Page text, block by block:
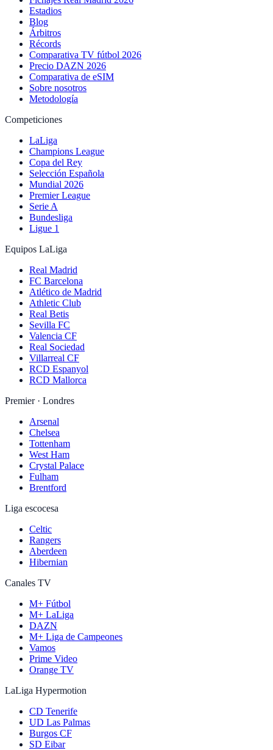
Estadios
Blog
Árbitros
Récords
Comparativa TV fútbol 2026
Precio DAZN 2026
Comparativa de eSIM
Sobre nosotros
Metodología
Competiciones
LaLiga
Champions League
Copa del Rey
Selección Española
Mundial 2026
Premier League
Serie A
Bundesliga
Ligue 1
Equipos LaLiga
Real Madrid
FC Barcelona
Atlético de Madrid
Athletic Club
Real Betis
Sevilla FC
Valencia CF
Real Sociedad
Villarreal CF
RCD Espanyol
RCD Mallorca
Premier · Londres
Arsenal
Chelsea
Tottenham
West Ham
Crystal Palace
Fulham
Brentford
Liga escocesa
Celtic
Rangers
Aberdeen
Hibernian
Canales TV
M+ Fútbol
M+ LaLiga
DAZN
M+ Liga de Campeones
Vamos
Prime Video
Orange TV
LaLiga Hypermotion
CD Tenerife
UD Las Palmas
Burgos CF
SD Eibar